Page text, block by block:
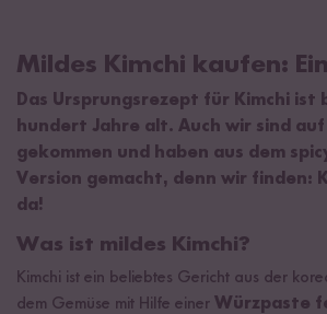
Mildes Kimchi kaufen:
Das Ursprungsrezept für Kimchi ist
hundert Jahre alt. Auch wir sind
gekommen und haben aus dem
Version gemacht, denn wir finden:
da!
Was ist mildes Kimchi?
Kimchi ist ein beliebtes Gericht aus der
dem Gemüse mit Hilfe einer Würzpaste